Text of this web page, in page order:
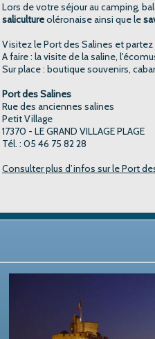
Lors de votre séjour au camping,
salicultureoléronaise ainsi que le
Visitez le Port des Salines et partez
A faire : la visite de la saline,
Sur place : boutique souvenirs,
Port des Salines
Rue des anciennes salines
Petit Village
17370 - LE GRAND VILLAGE PLAGE
Tél. : 05 46 75 82 28
Consulter plus d’infos sur le Port